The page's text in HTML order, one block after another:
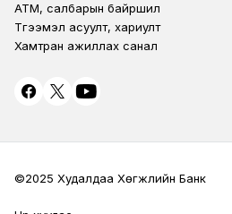
ATM, салбарын байршил
Түгээмэл асуулт, хариулт
Хамтран ажиллах санал
©2025 Худалдаа Хөгжлийн Банк